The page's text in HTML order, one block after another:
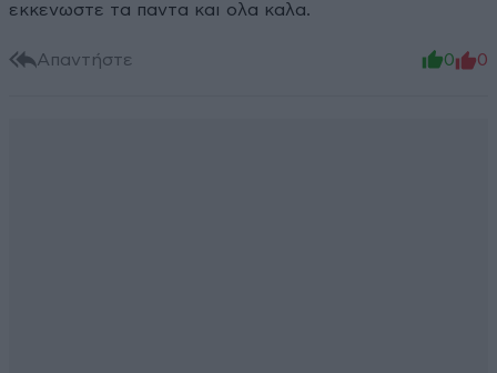
εκκενωστε τα παντα και ολα καλα.
Απαντήστε 0 0